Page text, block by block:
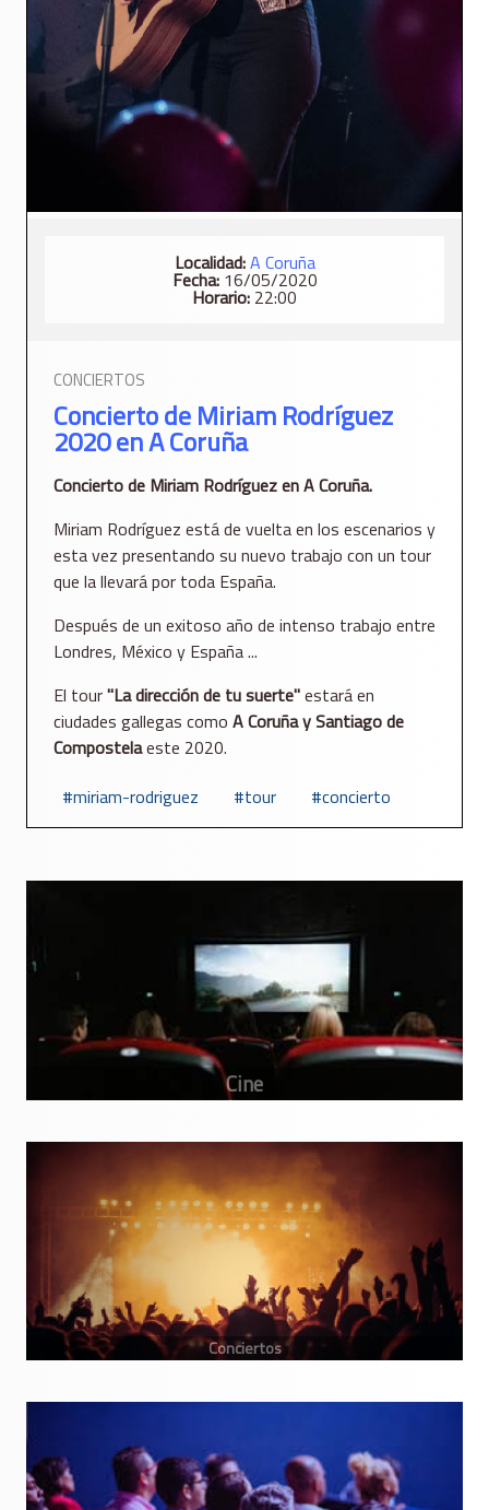
Localidad:A Coruña
Fecha:16/05/2020
Horario: 22:00
CONCIERTOS
Concierto de Miriam Rodríguez
2020 en A Coruña
Concierto de Miriam Rodríguez en A Coruña.
Miriam Rodríguez está de vuelta en los escenarios y
esta vez presentando su nuevo trabajo con un tour
que la llevará por toda España.
Después de un exitoso año de intenso trabajo entre
Londres, México y España ...
El tour"La dirección de tu suerte"estará en
ciudades gallegas como A Coruña y Santiago de
Compostelaeste 2020.
miriam-rodriguez
tour concierto